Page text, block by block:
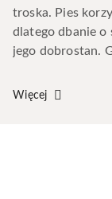
troska. Pies
dlatego dbanie o
jego dobrostan.
Więcej